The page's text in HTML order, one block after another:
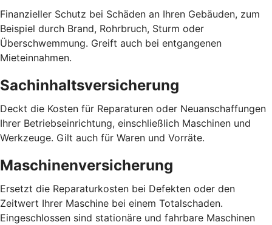
Finanzieller Schutz bei Schäden an Ihren Gebäuden, zum
Beispiel durch Brand, Rohrbruch, Sturm oder
Überschwemmung. Greift auch bei entgangenen
Mieteinnahmen.
Sachinhaltsversicherung
Deckt die Kosten für Reparaturen oder Neuanschaffungen
Ihrer Betriebseinrichtung, einschließlich Maschinen und
Werkzeuge. Gilt auch für Waren und Vorräte.
Maschinenversicherung
Ersetzt die Reparaturkosten bei Defekten oder den
Zeitwert Ihrer Maschine bei einem Totalschaden.
Eingeschlossen sind stationäre und fahrbare Maschinen